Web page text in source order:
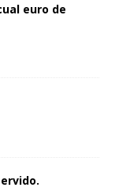
euro de